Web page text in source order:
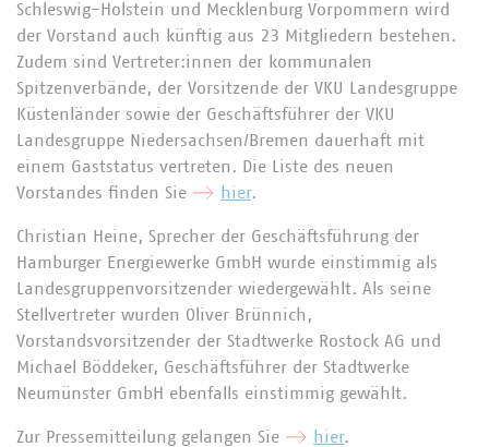
Schleswig-Holstein und Mecklenburg Vorpommern wird
der Vorstand auch künftig aus 23 Mitgliedern bestehen.
Zudem sind Vertreter:innen der kommunalen
Spitzenverbände, der Vorsitzende der VKU Landesgruppe
Küstenländer sowie der Geschäftsführer der VKU
Landesgruppe Niedersachsen/Bremen dauerhaft mit
einem Gaststatus vertreten. Die Liste des neuen
Vorstandes finden Sie
hier.
Christian Heine, Sprecher der Geschäftsführung der
Hamburger Energiewerke GmbH wurde einstimmig als
Landesgruppenvorsitzender wiedergewählt. Als seine
Stellvertreter wurden Oliver Brünnich,
Vorstandsvorsitzender der Stadtwerke Rostock AG und
Michael Böddeker, Geschäftsführer der Stadtwerke
Neumünster GmbH ebenfalls einstimmig gewählt.
Zur Pressemitteilung gelangen Sie hier.